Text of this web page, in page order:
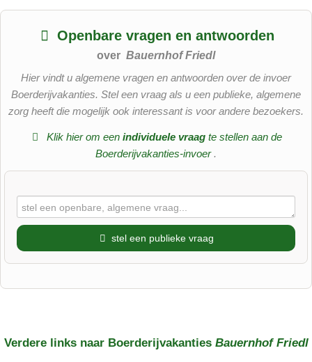
Openbare vragen en antwoorden
over Bauernhof Friedl
Hier vindt u algemene vragen en antwoorden over de invoer
Boerderijvakanties. Stel een vraag als u een publieke, algemene
zorg heeft die mogelijk ook interessant is voor andere bezoekers.
Klik hier om een ​​individuele vraagte stellen aan de
Boerderijvakanties-invoer .
stel een publieke vraag
Verdere links naar Boerderijvakanties Bauernhof Friedl